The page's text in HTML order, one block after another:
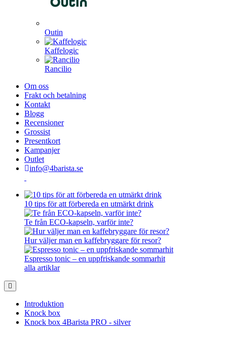
Outin
Kaffelogic
Rancilio
Om oss
Frakt och betalning
Kontakt
Blogg
Recensioner
Grossist
Presentkort
Kampanjer
Outlet
info@4barista.se
10 tips för att förbereda en utmärkt drink
Te från ECO-kapseln, varför inte?
Hur väljer man en kaffebryggare för resor?
Espresso tonic – en uppfriskande sommarhit
alla artiklar
Introduktion
Knock box
Knock box 4Barista PRO - silver